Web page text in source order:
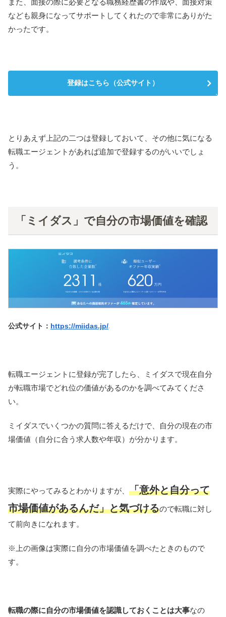
なども親身になってサポートしてくれたので非常にありがた
かったです。
登録はこちら（公式サイト）
とりあえず上記の二つは登録しておいて、その他に気になる
転職エージェントがあれば追加で登録するのがいいでしょ
う。
「ミイダス」で自分の市場価値を確認
公式サイト： https://miidas.jp/
転職エージェントに登録が完了したら、ミイダスで現在自分
が転職市場でどれ位の価値があるのかを調べてみてくださ
い。
ミイダスでいくつかの質問に答えるだけで、自分の現在の市
場価値（自分に合う求人数や年収）が分かります。
実際にやってみるとわかりますが、 「意外と自分って
市場価値があるんだ」と気づけるので転職に対し
て前向きになれます。
※上の画像は実際に自分の市場価値を調べたときのもので
す。
転職の際に自分の市場価値を認識しておくことは大事なの